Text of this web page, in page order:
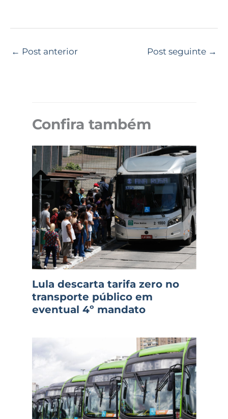
← Post anterior Post seguinte →
Confira também
Lula descarta tarifa zero no
transporte público em
eventual 4º mandato